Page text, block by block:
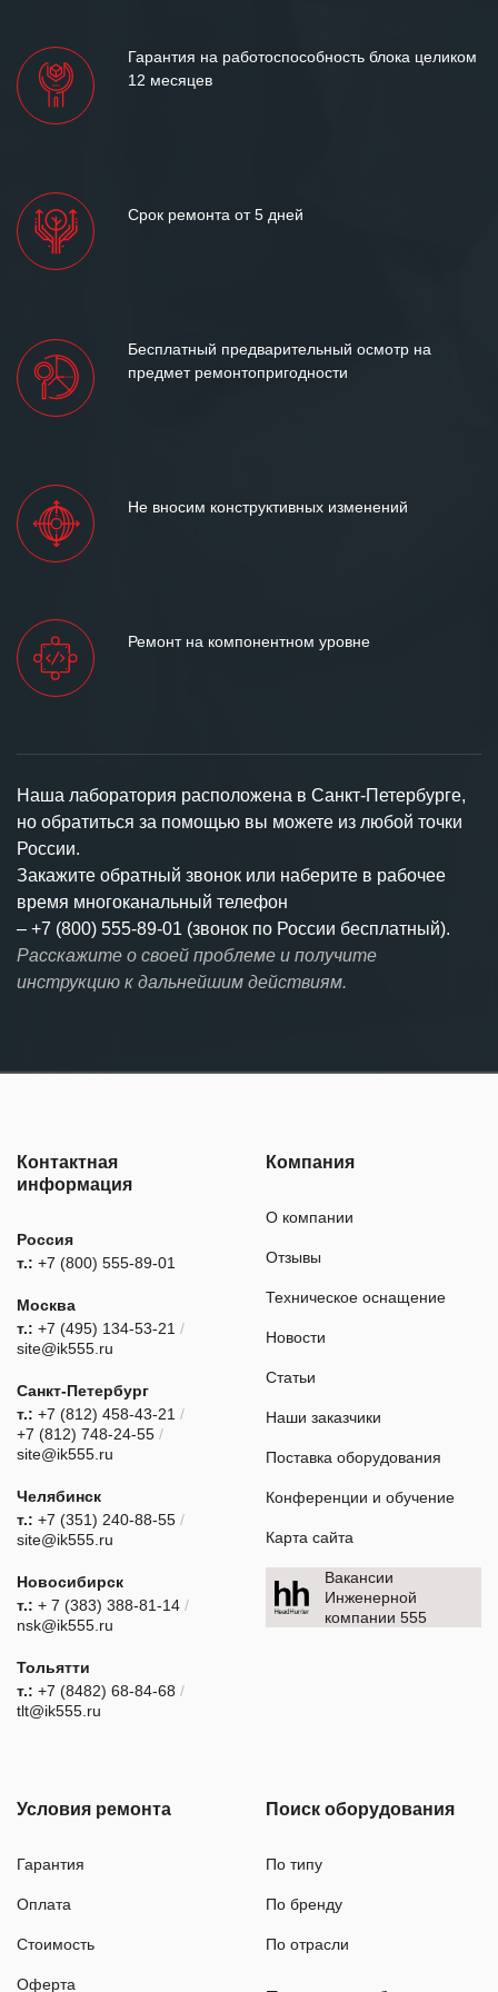
Гарантия на работоспособность блока целиком
12 месяцев
Срок ремонта от 5 дней
Бесплатный предварительный осмотр на
предмет ремонтопригодности
Не вносим конструктивных изменений
Ремонт на компонентном уровне
Наша лаборатория расположена в Санкт-Петербурге,
но обратиться за помощью вы можете из любой точки
России.
Закажите обратный звонок или наберите в рабочее
время многоканальный телефон
– +7 (800) 555-89-01 (звонок по России бесплатный).
Расскажите о своей проблеме и получите
инструкцию к дальнейшим действиям.
Контактная
информация
Россия
т.: +7 (800) 555-89-01
Москва
т.: +7 (495) 134-53-21 /
site@ik555.ru
Санкт-Петербург
т.: +7 (812) 458-43-21 /
+7 (812) 748-24-55 /
site@ik555.ru
Челябинск
т.: +7 (351) 240-88-55 /
site@ik555.ru
Новосибирск
т.: + 7 (383) 388-81-14 /
nsk@ik555.ru
Тольятти
т.: +7 (8482) 68-84-68 /
tlt@ik555.ru
Компания
О компании
Отзывы
Техническое оснащение
Новости
Статьи
Наши заказчики
Поставка оборудования
Конференции и обучение
Карта сайта
Вакансии
Инженерной
компании 555
Условия ремонта
Гарантия
Оплата
Стоимость
Оферта
Поиск оборудования
По типу
По бренду
По отрасли